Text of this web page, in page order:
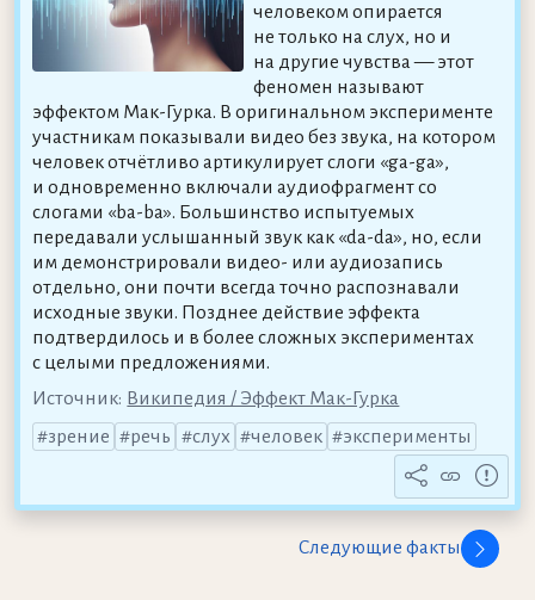
человеком опирается
не только на слух, но и
на другие чувства — этот
феномен называют
эффектом Мак-Гурка. В оригинальном эксперименте
участникам показывали видео без звука, на котором
человек отчётливо артикулирует слоги «ga-ga»,
и одновременно включали аудиофрагмент со
слогами «ba-ba». Большинство испытуемых
передавали услышанный звук как «da-da», но, если
им демонстрировали видео- или аудиозапись
отдельно, они почти всегда точно распознавали
исходные звуки. Позднее действие эффекта
подтвердилось и в более сложных экспериментах
с целыми предложениями.
Источник: Википедия / Эффект Мак-Гурка
зрение
речь слух человек эксперименты
Следующие факты